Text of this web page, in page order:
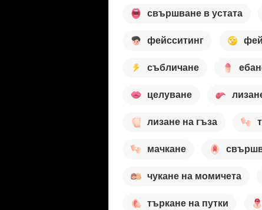
свършване в устата
фейсситинг
събличане
целуване
лизане на гъза
мачкане
чукане на момичета
търкане на путки